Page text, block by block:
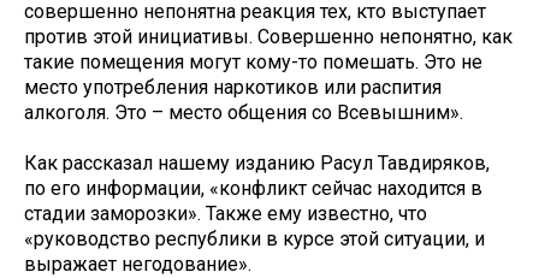
совершенно непонятна реакция тех, кто выступает
против этой инициативы. Совершенно непонятно, как
такие помещения могут кому-то помешать. Это не
место употребления наркотиков или распития
алкоголя. Это – место общения со Всевышним».
Как рассказал нашему изданию Расул Тавдиряков,
по его информации, «конфликт сейчас находится в
стадии заморозки». Также ему известно, что
«руководство республики в курсе этой ситуации, и
выражает негодование».